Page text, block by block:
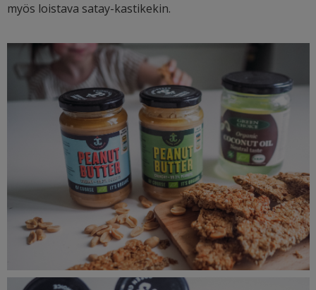
myös loistava satay-kastikekin.